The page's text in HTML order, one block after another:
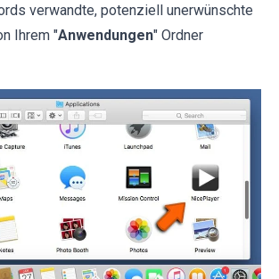
verwandte, potenziell unerwünschte
Ihrem "Anwendungen" Ordner